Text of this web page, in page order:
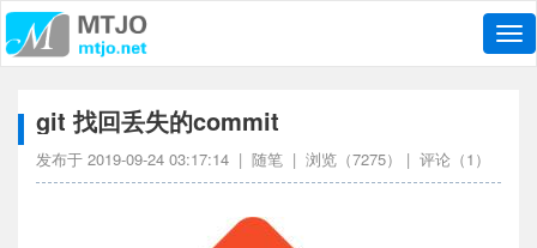
导
航
git 找回丢失的commit
发布于 2019-09-24 03:17:14 | 随笔 | 浏览（7275） | 评论（1 ）